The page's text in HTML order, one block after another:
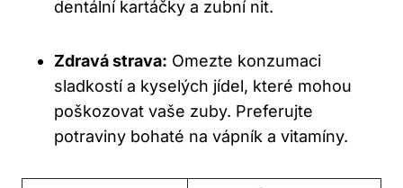
dentální kartáčky a zubní nit.
Zdravá strava: Omezte konzumaci
sladkostí a kyselých jídel, které mohou
poškozovat vaše zuby. Preferujte
potraviny bohaté na vápník a vitamíny.